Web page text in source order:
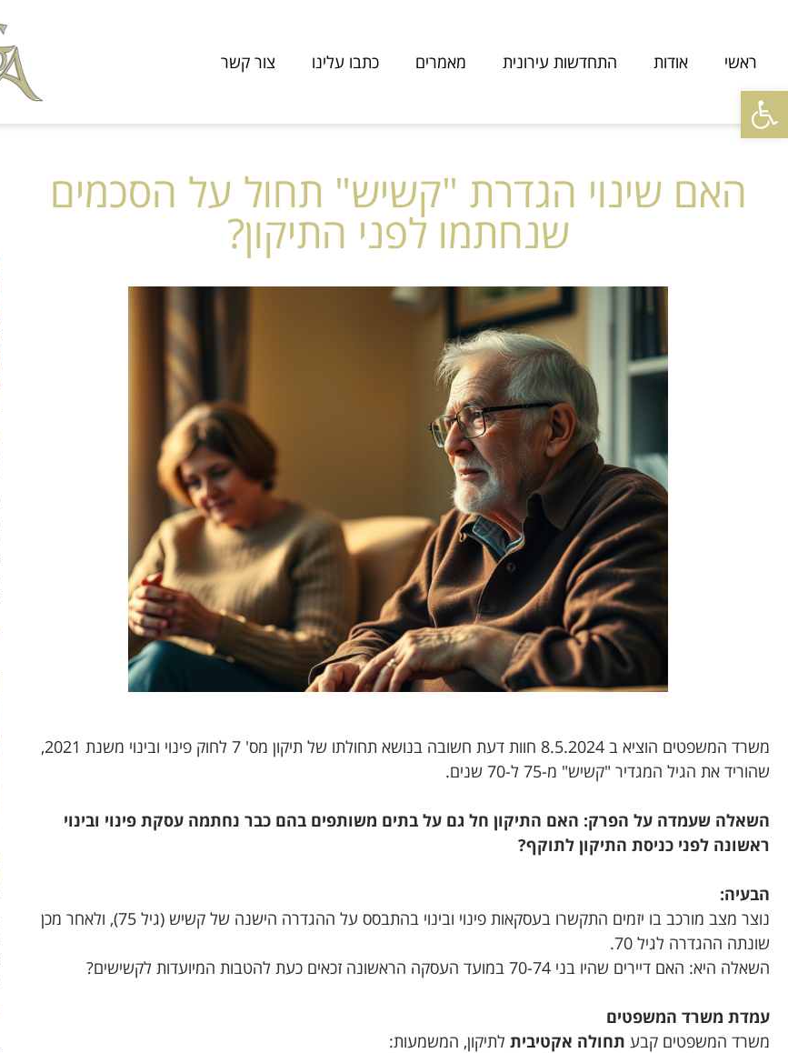
פתח סרגל נגישות
ראשי אודות התחדשות עירונית מאמרים כתבו עלינו צור קשר
האם שינוי הגדרת "קשיש" תחול על הסכמים
שנחתמו לפני התיקון?
משרד המשפטים הוציא ב 8.5.2024 חוות דעת חשובה בנושא תחולתו של תיקון מס' 7 לחוק פינוי ובינוי משנת 2021,
שהוריד את הגיל המגדיר "קשיש" מ-75 ל-70 שנים.
השאלה שעמדה על הפרק: האם התיקון חל גם על בתים משותפים בהם כבר נחתמה עסקת פינוי ובינוי
ראשונה לפני כניסת התיקון לתוקף?
הבעיה:
נוצר מצב מורכב בו יזמים התקשרו בעסקאות פינוי ובינוי בהתבסס על ההגדרה הישנה של קשיש (גיל 75), ולאחר מכן
שונתה ההגדרה לגיל 70.
השאלה היא: האם דיירים שהיו בני 70-74 במועד העסקה הראשונה זכאים כעת להטבות המיועדות לקשישים?
עמדת משרד המשפטים
משרד המשפטים קבע תחולה אקטיבית לתיקון, המשמעות: